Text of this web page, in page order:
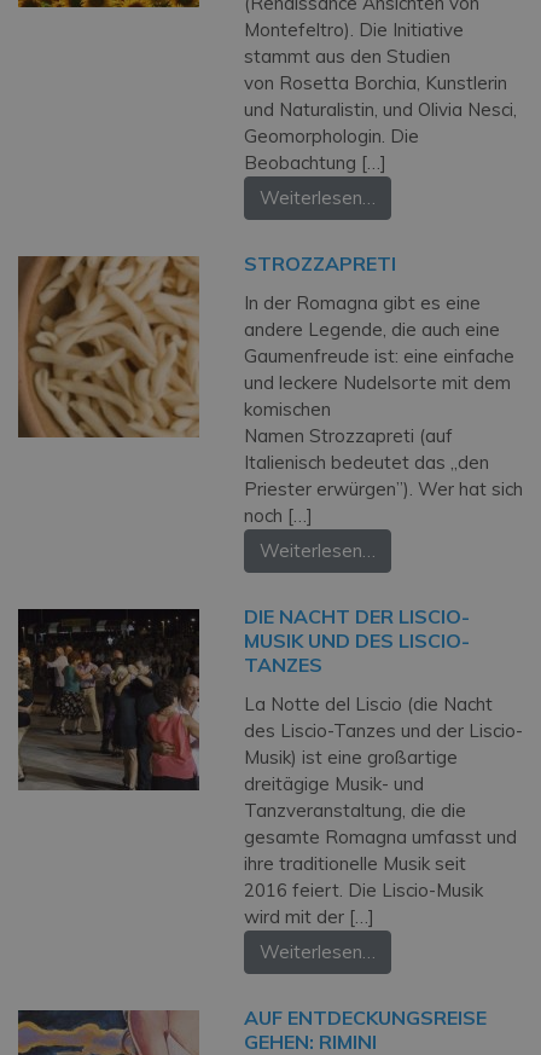
Montefeltro). Die Initiative
stammt aus den Studien
von Rosetta Borchia, Kunstlerin
und Naturalistin, und Olivia Nesci,
Geomorphologin. Die
Beobachtung […]
Weiterlesen…
STROZZAPRETI
In der Romagna gibt es eine
andere Legende, die auch eine
Gaumenfreude ist: eine einfache
und leckere Nudelsorte mit dem
komischen
Namen Strozzapreti (auf
Italienisch bedeutet das „den
Priester erwürgen”). Wer hat sich
noch […]
Weiterlesen…
DIE NACHT DER LISCIO-
MUSIK UND DES LISCIO-
TANZES
La Notte del Liscio (die Nacht
des Liscio-Tanzes und der Liscio-
Musik) ist eine großartige
dreitägige Musik- und
Tanzveranstaltung, die die
gesamte Romagna umfasst und
ihre traditionelle Musik seit
2016 feiert. Die Liscio-Musik
wird mit der […]
Weiterlesen…
AUF ENTDECKUNGSREISE
GEHEN: RIMINI